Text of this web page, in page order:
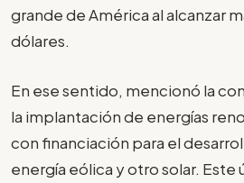
grande de América al alcanzar
dólares.
En ese sentido, mencionó la
la implantación de energías
con financiación para el
energía eólica y otro solar. Este